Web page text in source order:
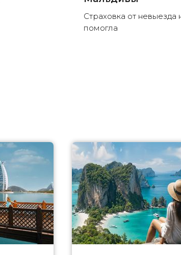
Страховка от невыезда
помогла